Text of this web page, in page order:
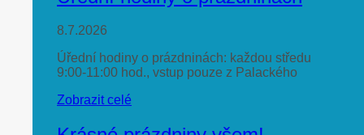
8.7.2026
Úřední hodiny o prázdninách: každou středu
9:00-11:00 hod., vstup pouze z Palackého
Zobrazit celé